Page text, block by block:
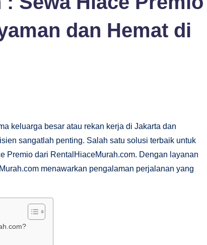
dan Hemat di
keluarga besar atau rekan kerja di Jakarta dan
sangatlah penting. Salah satu solusi terbaik untuk
Premio dari RentalHiaceMurah.com. Dengan layanan
menawarkan pengalaman perjalanan yang